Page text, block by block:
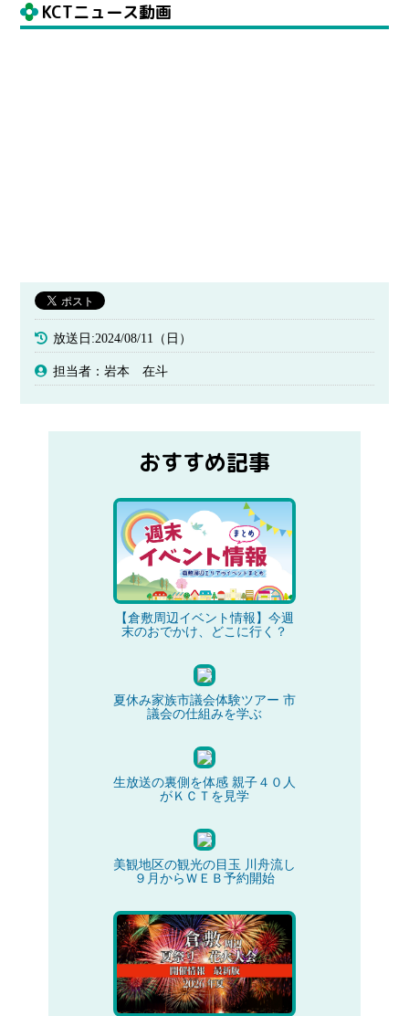
KCTニュース動画
放送日:2024/08/11（日）
担当者：岩本 在斗
おすすめ記事
【倉敷周辺イベント情報】今週
末のおでかけ、どこに行く？
夏休み家族市議会体験ツアー 市
議会の仕組みを学ぶ
生放送の裏側を体感 親子４０人
がＫＣＴを見学
美観地区の観光の目玉 川舟流し
９月からＷＥＢ予約開始